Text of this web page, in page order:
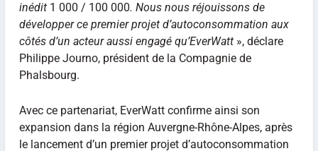
inédit 1 000 / 100 000. Nous nous réjouissons de
développer ce premier projet d’autoconsommation aux
côtés d’un acteur aussi engagé qu’EverWatt», déclare
Philippe Journo, président de la Compagnie de
Phalsbourg.
Avec ce partenariat, EverWatt confirme ainsi son
expansion dans la région Auvergne-Rhône-Alpes, après
le lancement d’un premier projet d’autoconsommation